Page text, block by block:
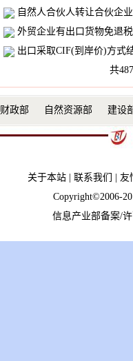
自然人合伙人转让合伙企
外贸企业有出口货物免退
出口采取CIF(到岸价)方式
共
财政部 自然资源部 建设
关于本站 联系我们
友
Copyright©2006-
信息产业部备案/